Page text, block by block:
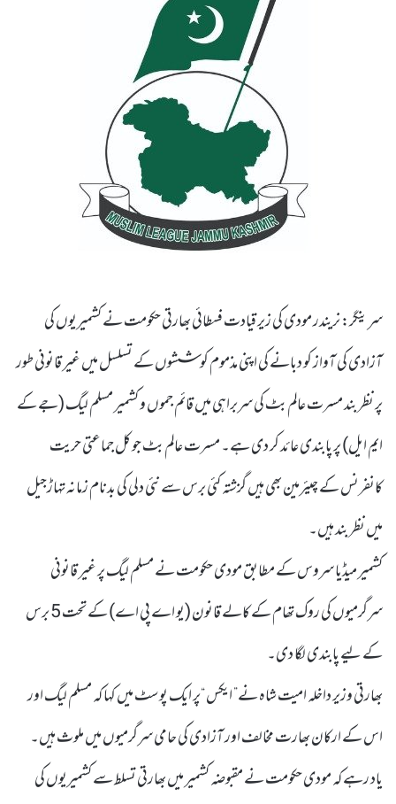
سرینگر: نریندر مودی کی زیر قیادت فسطائی بھارتی حکومت نے کشمیریوں کی
آزادی کی آواز کو دبانے کی اپنی مذموم کوششوں کے تسلسل میں غیر قانونی طور
پر نظر بند مسرت عالم بٹ کی سربراہی میں قائم جموں و کشمیر مسلم لیگ (جے کے
ایم ایل) پر پابندی عائد کر دی ہے۔ مسرت عالم بٹ جو کل جماعتی حریت
کانفرنس کے چیئرمین بھی ہیں گزشتہ کئی برس سے نئی دلی کی بدنام زمانہ تہاڑجیل
میں نظر بند ہیں۔
کشمیر میڈیا سروس کے مطابق مودی حکومت نے مسلم لیگ پر غیر قانونی
سرگرمیوں کی روک تھام کے کالے قانون (یو اے پی اے) کے تحت 5 برس
کے لیے پابندی لگا دی۔
بھارتی وزیر داخلہ امیت شاہ نے” ایکس “پر ایک پوسٹ میں کہا کہ مسلم لیگ اور
اس کے ارکان بھارت مخالف اور آزادی کی حامی سرگرمیوں میں ملوث ہیں۔
یاد رہے کہ مودی حکومت نے مقبوضہ کشمیر میں بھارتی تسلط سے کشمیریوں کی